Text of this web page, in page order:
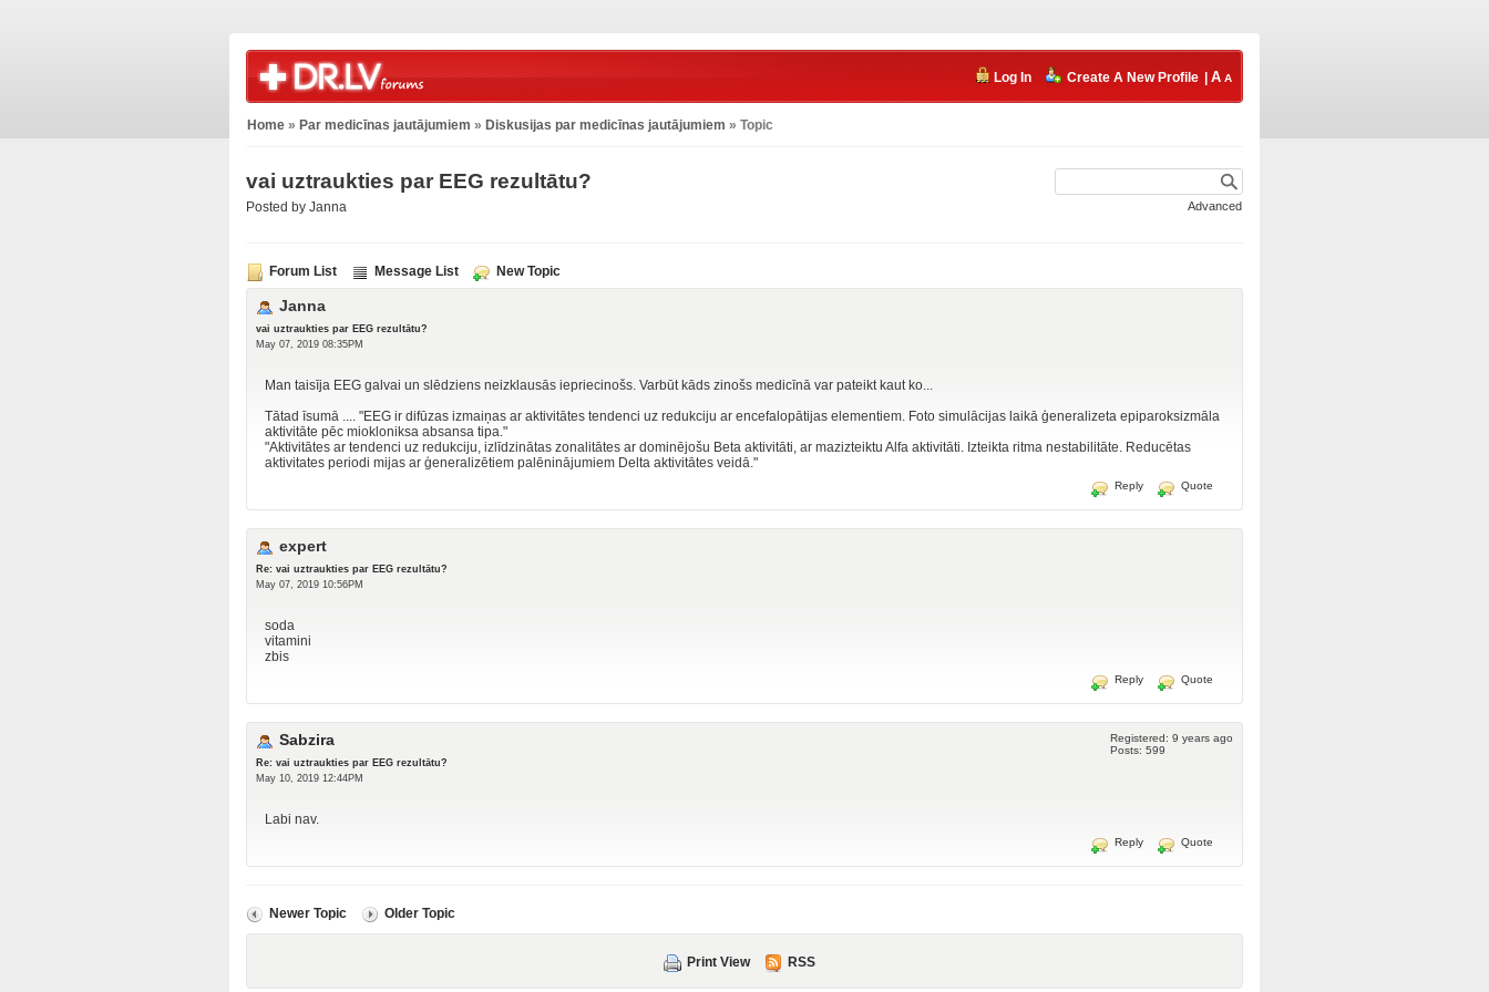
Log In Create A New Profile |
Home » Par medicīnas jautājumiem » Diskusijas par medicīnas jautājumiem » Topic
vai uztraukties par EEG rezultātu?
Posted by Janna Advanced
Forum List Message List New Topic
Janna
vai uztraukties par EEG rezultātu?
May 07, 2019 08:35PM
Man taisīja EEG galvai un slēdziens neizklausās iepriecinošs. Varbūt kāds zinošs medicīnā var pateikt kaut ko...
Tātad īsumā .... "EEG ir difūzas izmaiņas ar aktivitātes tendenci uz redukciju ar encefalopātijas elementiem. Foto simulācijas laikā ģeneralizeta epiparoksizmāla
aktivitāte pēc miokloniksa absansa tipa."
"Aktivitātes ar tendenci uz redukciju, izlīdzinātas zonalitātes ar dominējošu Beta aktivitāti, ar mazizteiktu Alfa aktivitāti. Izteikta ritma nestabilitāte. Reducētas
aktivitates periodi mijas ar ģeneralizētiem palēninājumiem Delta aktivitātes veidā."
Reply Quote
expert
Re: vai uztraukties par EEG rezultātu?
May 07, 2019 10:56PM
soda
vitamini
zbis
Reply Quote
Sabzira
Re: vai uztraukties par EEG rezultātu?
May 10, 2019 12:44PM
Registered: 9 years ago
Posts: 599
Labi nav.
Reply Quote
Newer Topic Older Topic
Print View RSS